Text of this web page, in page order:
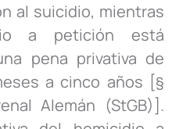
al suicidio, mientras
a petición está
pena privativa de
a cinco años [§
Alemán (StGB)].